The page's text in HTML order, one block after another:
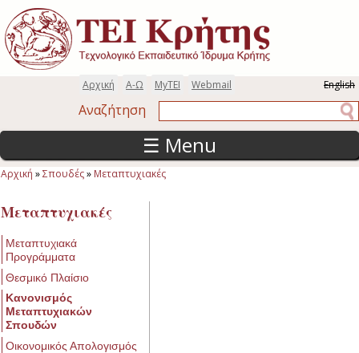
Παράκαμψη προς το κυρίως περιεχόμενο
English
Webmail
MyTEI
Α-Ω
Αρχική
Αναζήτηση
☰ Menu
Αρχική »Σπουδές» Μεταπτυχιακές
Μεταπτυχιακές
Μεταπτυχιακά
Προγράμματα
Θεσμικό Πλαίσιο
Κανονισμός
Μεταπτυχιακών
Σπουδών
Οικονομικός Απολογισμός